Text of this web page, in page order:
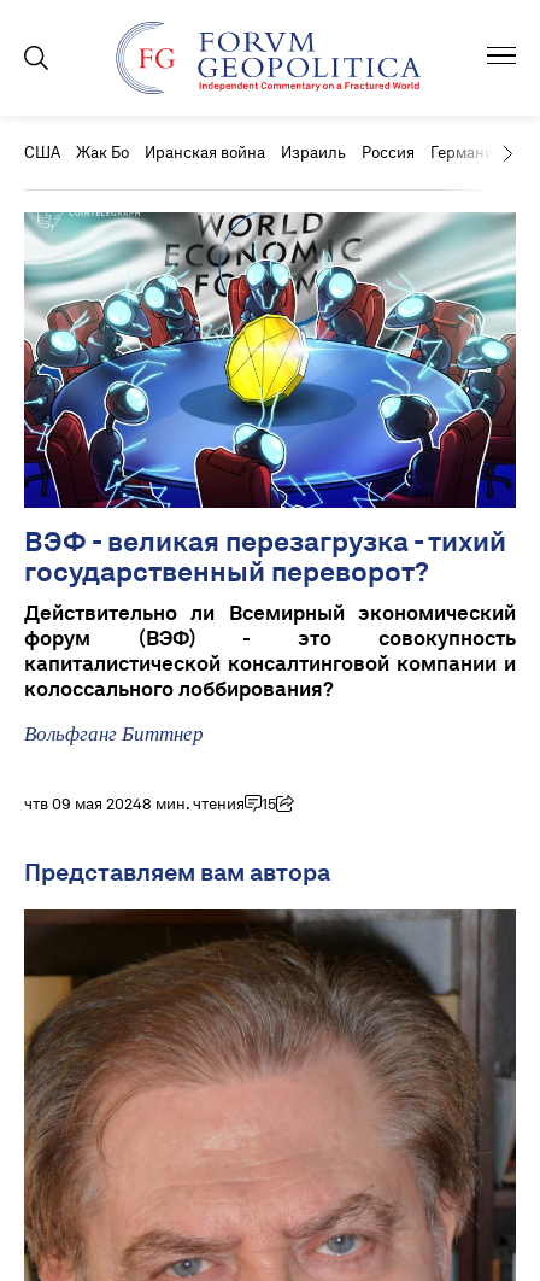
США Жак Бо Иранская война Израиль Россия Германия
ВЭФ - великая перезагрузка - тихий
государственный переворот?
Действительно ли Всемирный экономический
форум (ВЭФ) - это совокупность
капиталистической консалтинговой компании и
колоссального лоббирования?
Вольфганг Биттнер
чтв 09 мая 20248 мин. чтения 15
Представляем вам автора